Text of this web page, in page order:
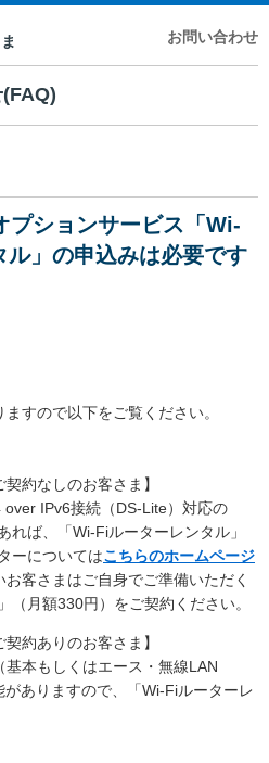
お問い合わせ
プションサービス「Wi-
ル」の申込みは必要です
すので以下をご覧ください。
約なしのお客さま】
IPv6接続（DS-Lite）対応の
れば、「Wi-Fiルーターレンタル」
ーについてはこちらのホームページ
客さまはご自身でご準備いただく
（月額330円）をご契約ください。
約ありのお客さま】
本もしくはエース・無線LAN
ありますので、「Wi-Fiルーターレ